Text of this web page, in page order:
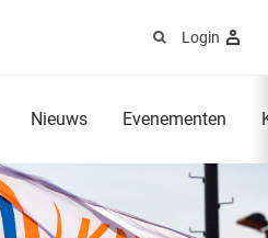
Login
Nieuws Evenementen